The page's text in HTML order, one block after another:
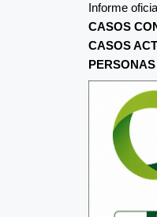
Informe
CASOS
CASOS